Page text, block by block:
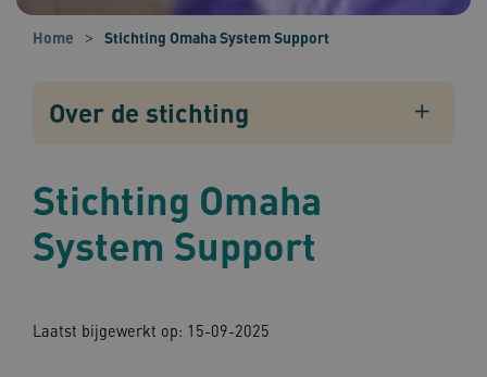
Home Stichting Omaha System Support
Over de stichting
Stichting Omaha
System Support
Laatst bijgewerkt op: 15-09-2025